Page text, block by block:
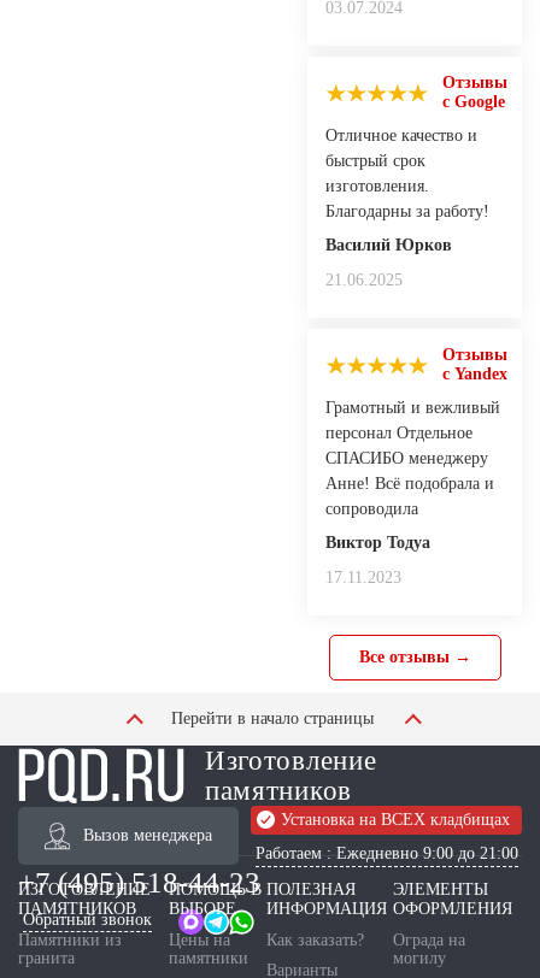
03.07.2024
Отзывы
с Google
Отличное качество и
быстрый срок
изготовления.
Благодарны за работу!
Василий Юрков
21.06.2025
Отзывы
с Yandex
Грамотный и вежливый
персонал Отдельное
СПАСИБО менеджеру
Анне! Всё подобрала и
сопроводила
Виктор Тодуа
17.11.2023
Все отзывы →
Перейти в начало страницы
Изготовление
памятников
Вызов менеджера
Установка на ВСЕХ кладбищах
Работаем : Ежедневно 9:00 до 21:00
+7 (495) 518-44-23
Обратный звонок
ИЗГОТОВЛЕНИЕ
ПАМЯТНИКОВ
Памятники из
гранита
ПОМОЩЬ В
ВЫБОРЕ
Цены на
памятники
ПОЛЕЗНАЯ
ИНФОРМАЦИЯ
Как заказать?
Варианты
ЭЛЕМЕНТЫ
ОФОРМЛЕНИЯ
Ограда на
могилу